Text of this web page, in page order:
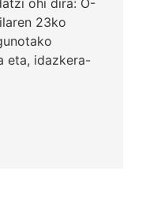
23ko
eta, idazkera-